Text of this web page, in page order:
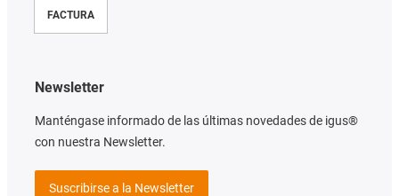
FACTURA
Newsletter
Manténgase informado de las últimas novedades de igus®
con nuestra Newsletter.
Suscribirse a la Newsletter